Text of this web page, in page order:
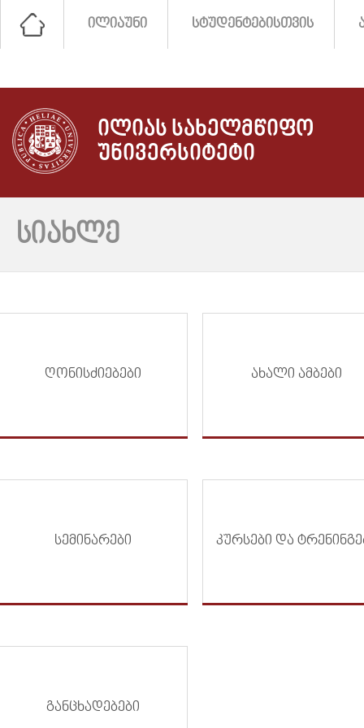
ᲘᲚᲘᲐᲣᲜᲘ ᲡᲢᲣᲓᲔᲜᲢᲔᲑᲘᲡᲗᲕᲘᲡ
ᲘᲚᲘᲐᲡ ᲡᲐᲮᲔᲚᲛᲬᲘᲤᲝ
ᲣᲜᲘᲕᲔᲠᲡᲘᲢᲔᲢᲘ
ᲡᲘᲐᲮᲚᲔ
ᲦᲝᲜᲘᲡᲫᲘᲔᲑᲔᲑᲘ ᲐᲮᲐᲚᲘ ᲐᲛᲑᲔᲑᲘ
ᲡᲔᲛᲘᲜᲐᲠᲔᲑᲘ ᲙᲣᲠᲡᲔᲑᲘ ᲓᲐ
ᲒᲐᲜᲪᲮᲐᲓᲔᲑᲔᲑᲘ